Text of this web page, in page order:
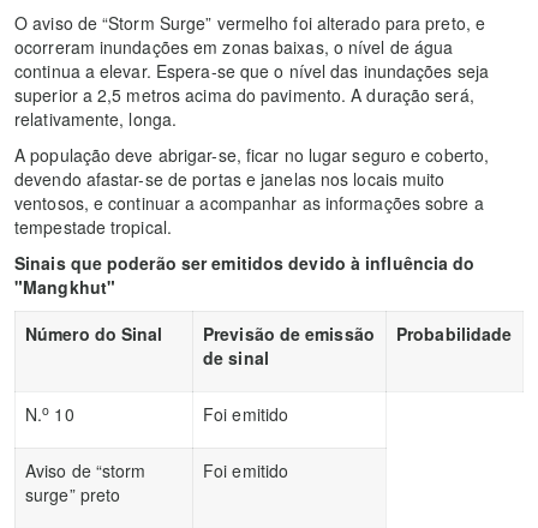
O aviso de “Storm Surge” vermelho foi alterado para preto, e
ocorreram inundações em zonas baixas, o nível de água
continua a elevar. Espera-se que o nível das inundações seja
superior a 2,5 metros acima do pavimento. A duração será,
relativamente, longa.
A população deve abrigar-se, ficar no lugar seguro e coberto,
devendo afastar-se de portas e janelas nos locais muito
ventosos, e continuar a acompanhar as informações sobre a
tempestade tropical.
Sinais que poderão ser emitidos devido à influência do
"Mangkhut"
Número do Sinal
Previsão de emissão
de sinal
Probabilidade
N.o 10 Foi emitido
Aviso de “storm
surge” preto
Foi emitido